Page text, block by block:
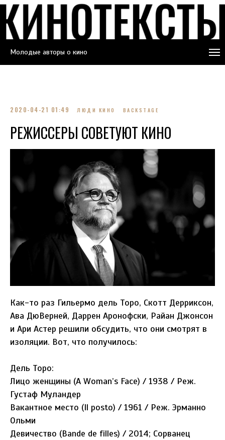
Молодые авторы о кино
2020-04-21 01:49 ЛЮДИ КИНО BACKSTAGE
РЕЖИССЕРЫ СОВЕТУЮТ КИНО
Как-то раз Гильермо дель Торо, Скотт Дерриксон,
Ава ДюВерней, Даррен Аронофски, Райан Джонсон
и Ари Астер решили обсудить, что они смотрят в
изоляции. Вот, что получилось:
Дель Торо:
Лицо женщины (A Woman’s Face) / 1938 / Реж.
Густаф Муландер
Вакантное место (Il posto) / 1961 / Реж. Эрманно
Ольми
Девичество (Bande de filles) / 2014; Сорванец